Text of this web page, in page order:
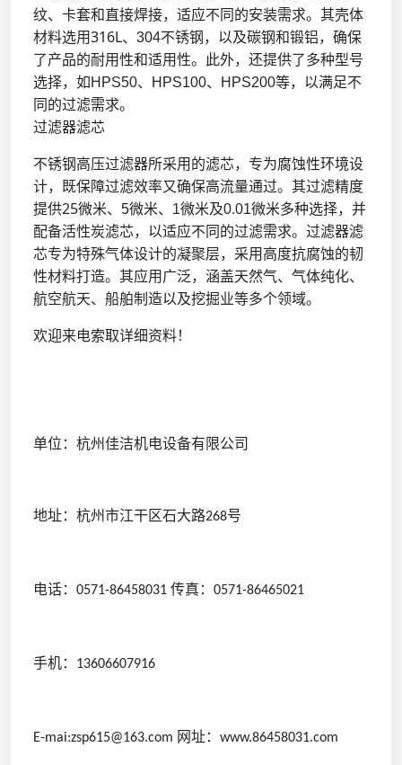
纹、卡套和直接焊接，适应不同的安装需求。其壳体
材料选用316L、 304不锈钢，以及碳钢和锻铝，确保
了产品的耐用性和适用性。此外，还提供了多种型号
选择，如 HPS50、 HPS100、 HPS200等，以满足不
同的过滤需求。
过滤器滤芯
不锈钢高压过滤器所采用的滤芯，专为腐蚀性环境设
计，既保障过滤效率又确保高流量通过。其过滤精度
提供25微米、 5微米、 1微米及0.01微米多种选择，并
配备活性炭滤芯，以适应不同的过滤需求。过滤器滤
芯专为特殊气体设计的凝聚层，采用高度抗腐蚀的韧
性材料打造。其应用广泛，涵盖天然气、气体纯化、
航空航天、船舶制造以及挖掘业等多个领域。
欢迎来电索取详细资料！
单位：杭州佳洁机电设备有限公司
地址：杭州市江干区石大路268号
电话： 0571-86458031 传真： 0571-86465021
手机： 13606607916
E-mai:zsp615@163.com 网址： www.86458031.com